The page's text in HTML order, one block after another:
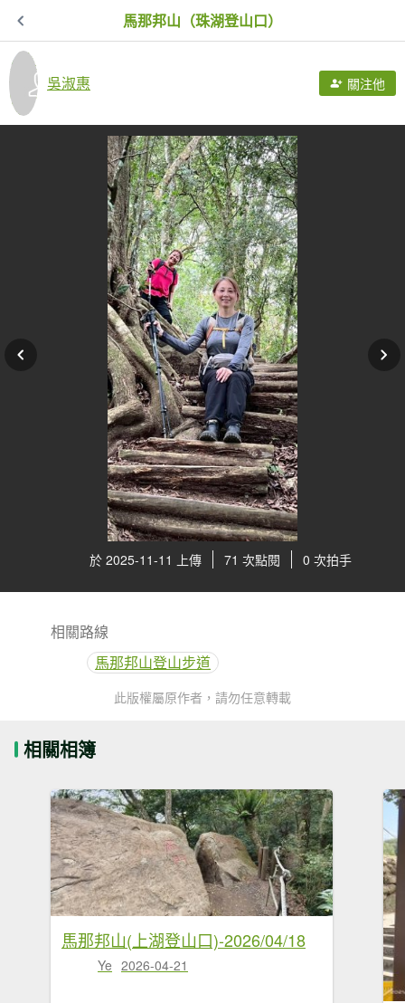
馬那邦山（珠湖登山口）
吳淑惠 關注他
於 2025-11-11 上傳 71 次點閱 0 次拍手
相關路線
馬那邦山登山步道
此版權屬原作者，請勿任意轉載
相關相簿
馬那邦山(上湖登山口)-2026/04/18
Ye 2026-04-21